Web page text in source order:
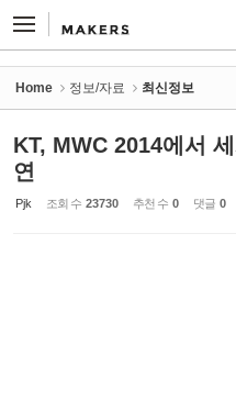
Home 정보/자료 최신정보
KT, MWC 2014에서
연
Pjk 조회 수 23730 추천 수 0 댓글 0